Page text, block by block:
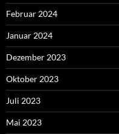
Februar 2024
Januar 2024
Dezember 2023
Oktober 2023
Juli 2023
Mai 2023